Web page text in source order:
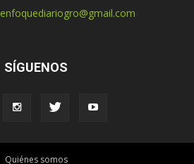
enfoquediariogro@gmail.com
SÍGUENOS
Quiénes somos